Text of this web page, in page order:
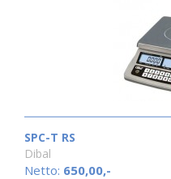
SPC-T RS
Dibal
Netto: 650,00,-